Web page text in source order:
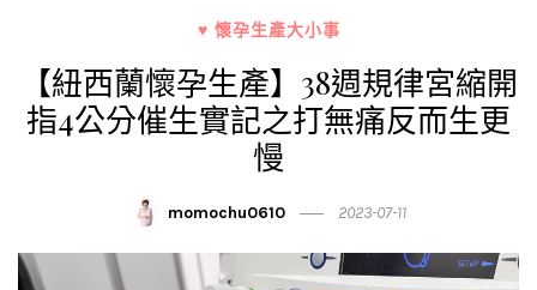
♥ 懷孕生產大小事
【紐西蘭懷孕生產】38週規律宮縮開
指4公分催生實記之打無痛反而生更
慢
momochu0610 2023-07-11